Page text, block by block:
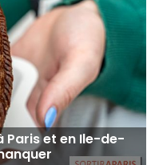
Paris et en Ile-de-